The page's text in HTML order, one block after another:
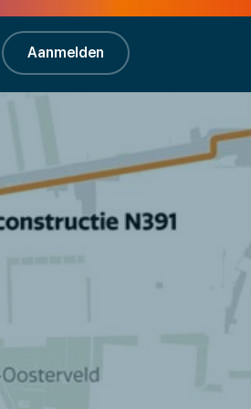
Aanmelden